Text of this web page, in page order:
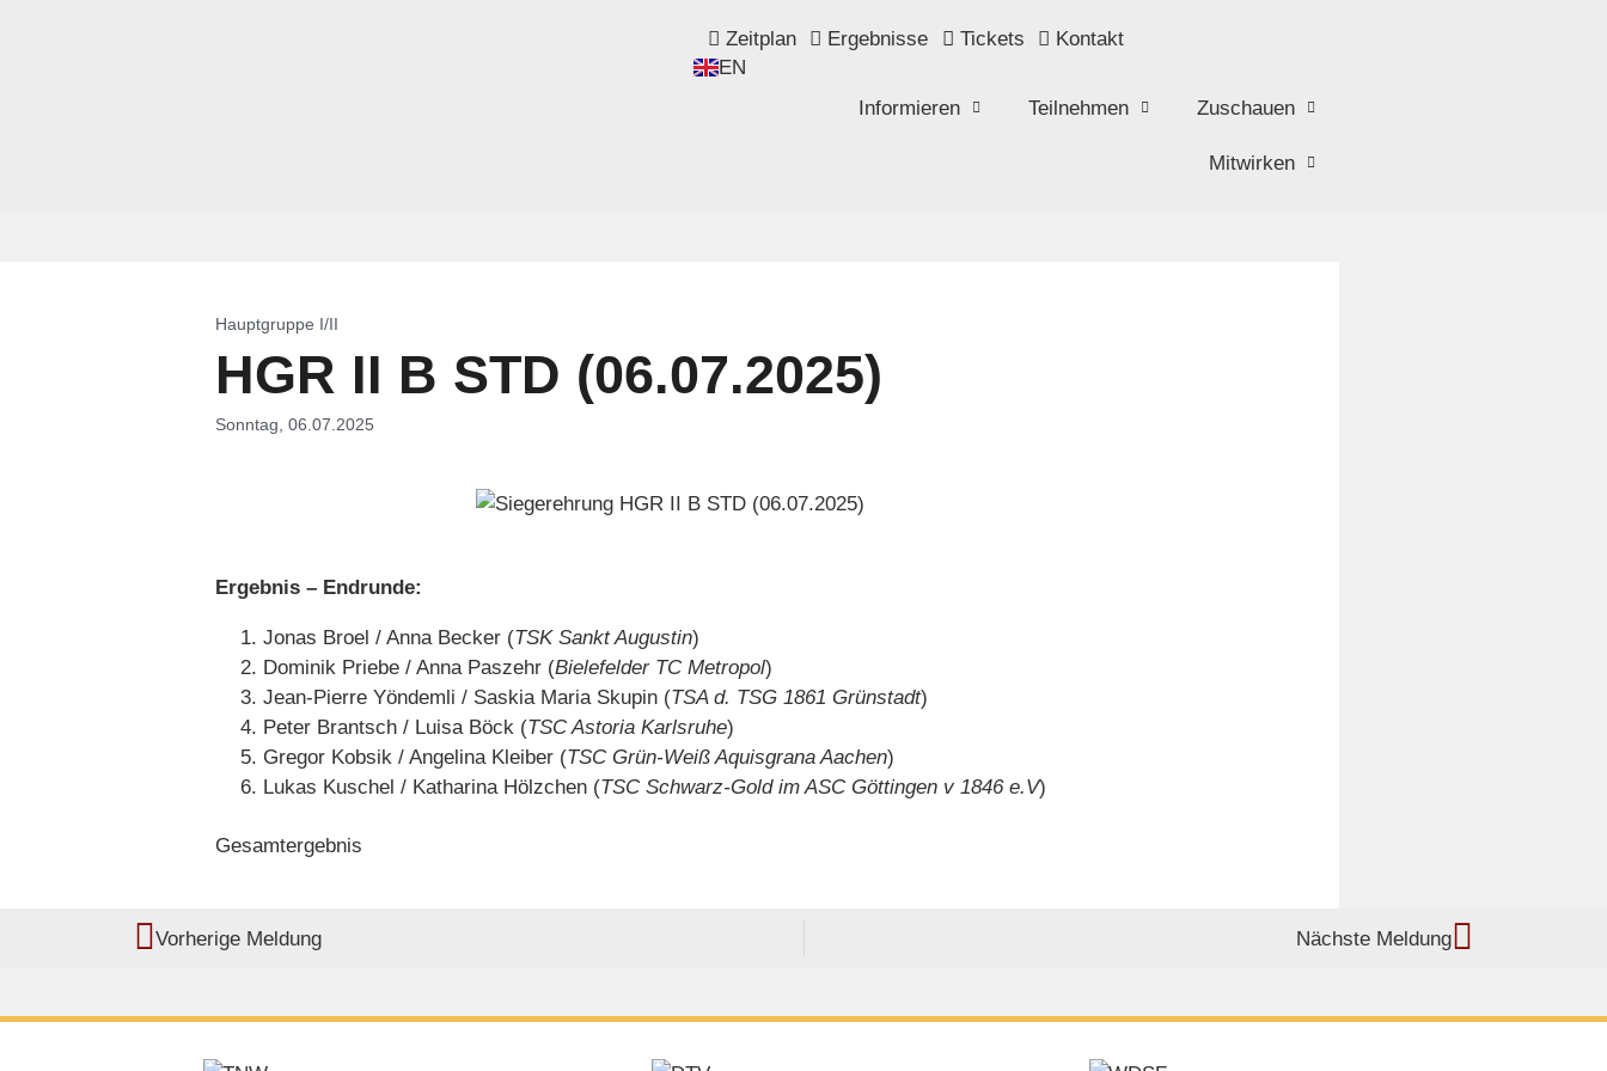
Zeitplan Ergebnisse Tickets
Kontakt
EN
Informieren
Teilnehmen Zuschauen
Mitwirken
Hauptgruppe I/II
HGR II B STD (06.07.2025)
Sonntag, 06.07.2025
Ergebnis – Endrunde:
Jonas Broel / Anna Becker (TSK Sankt Augustin)
Dominik Priebe / Anna Paszehr (Bielefelder TC Metropol)
Jean-Pierre Yöndemli / Saskia Maria Skupin (TSA d. TSG 1861 Grünstadt)
Peter Brantsch / Luisa Böck (TSC Astoria Karlsruhe)
Gregor Kobsik / Angelina Kleiber (TSC Grün-Weiß Aquisgrana Aachen)
Lukas Kuschel / Katharina Hölzchen (TSC Schwarz-Gold im ASC Göttingen v 1846 e.V)
Gesamtergebnis
Vorherige Meldung Nächste Meldung